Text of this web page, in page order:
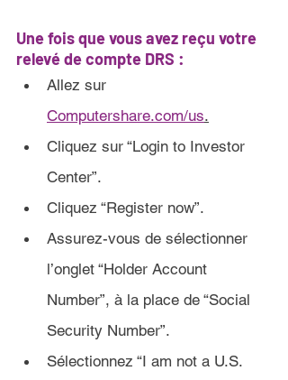
Une fois que vous avez reçu votre
relevé de compte DRS :
Allez sur
Computershare.com/us.
Cliquez sur “Login to Investor
Center”.
Cliquez “Register now”.
Assurez-vous de sélectionner
l’onglet “Holder Account
Number”, à la place de “Social
Security Number”.
Sélectionnez “I am not a U.S.